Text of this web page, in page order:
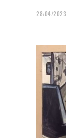
28/04/2023